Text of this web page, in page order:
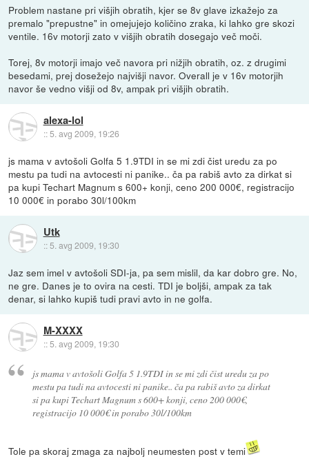
Problem nastane pri višjih obratih, kjer se 8v glave izkažejo za
premalo "prepustne" in omejujejo količino zraka, ki lahko gre skozi
ventile. 16v motorji zato v višjih obratih dosegajo več moči.
Torej, 8v motorji imajo več navora pri nižjih obratih, oz. z drugimi
besedami, prej dosežejo najvišji navor. Overall je v 16v motorjih
navor še vedno višji od 8v, ampak pri višjih obratih.
alexa-lol
::5. avg 2009, 19:26
js mama v avtošoli Golfa 5 1.9TDI in se mi zdi čist uredu za po
mestu pa tudi na avtocesti ni panike.. ča pa rabiš avto za dirkat si
pa kupi Techart Magnum s 600+ konji, ceno 200 000€, registracijo
10 000€ in porabo 30l/100km
Utk
:: 5. avg 2009, 19:30
Jaz sem imel v avtošoli SDI-ja, pa sem mislil, da kar dobro gre. No,
ne gre. Danes je to ovira na cesti. TDI je boljši, ampak za tak
denar, si lahko kupiš tudi pravi avto in ne golfa.
M-XXXX
::5. avg 2009, 19:30
js mama v avtošoli Golfa 5 1.9TDI in se mi zdi čist uredu za po
mestu pa tudi na avtocesti ni panike.. ča pa rabiš avto za dirkat
si pa kupi Techart Magnum s 600+ konji, ceno 200 000€,
registracijo 10 000€ in porabo 30l/100km
Tole pa skoraj zmaga za najbolj neumesten post v temi